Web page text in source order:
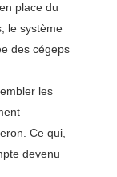
place du
le système
des cégeps
les
Ce qui,
devenu